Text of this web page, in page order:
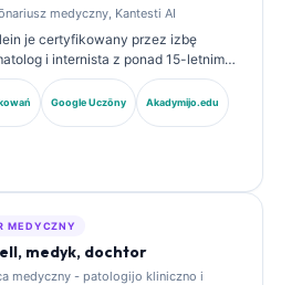
medyczny, Kantesti AI
je certyfikowany przez izbę
i internista z ponad 15-letnim
w medycynie laboratoryjnej i
wspieranej sztuczną inteligencją.
Officer w Kantesti AI sprawuje
nad medycznom poprawnościom
neuronowej. Dr. Klein publikował
temat interpretacyje biomarkerów i
w dziedzinie medycyny
Google Uczōny Akadymijo.edu
MEDYCZNY
medyk, dochtor
medyczny - patologijo kliniczno i